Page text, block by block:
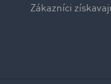
Zákazníci